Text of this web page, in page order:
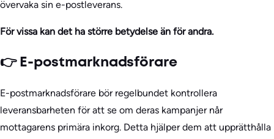
övervaka sin e-postleverans.
För vissa kan det ha större betydelse än för andra.
👉 E-postmarknadsförare
E-postmarknadsförare bör regelbundet kontrollera
leveransbarheten för att se om deras kampanjer når
mottagarens primära inkorg. Detta hjälper dem att upprätthålla